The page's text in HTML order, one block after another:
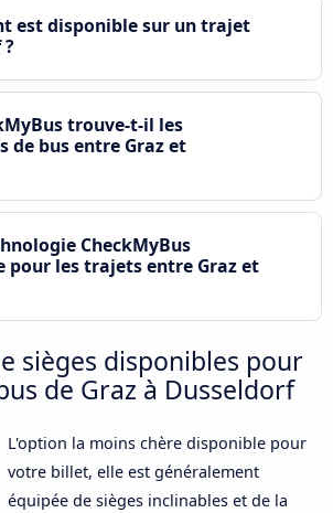
est disponible sur un trajet
trouve-t-il les
de bus entre Graz et
CheckMyBus
pour les trajets entre Graz et
sièges disponibles pour
de Graz à Dusseldorf
L'option la moins chère disponible pour
votre billet, elle est généralement
équipée de sièges inclinables et de la